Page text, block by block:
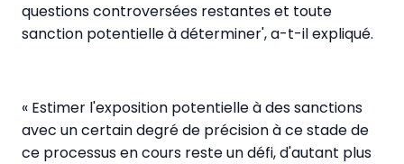
questions controversées restantes et toute
sanction potentielle à déterminer', a-t-il expliqué.
« Estimer l'exposition potentielle à des sanctions
avec un certain degré de précision à ce stade de
ce processus en cours reste un défi, d'autant plus